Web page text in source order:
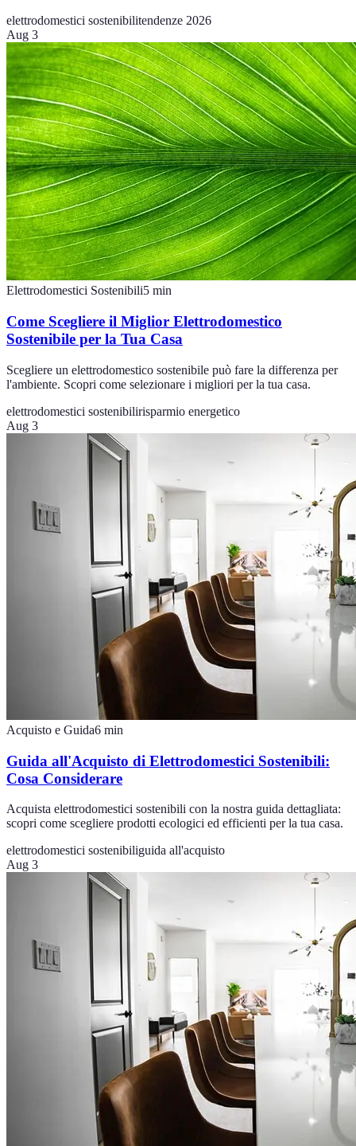
elettrodomestici sostenibilitendenze 2026
Aug 3
Elettrodomestici Sostenibili5 min
Come Scegliere il Miglior Elettrodomestico
Sostenibile per la Tua Casa
Scegliere un elettrodomestico sostenibile può fare la differenza per
l'ambiente. Scopri come selezionare i migliori per la tua casa.
elettrodomestici sostenibilirisparmio energetico
Aug 3
Acquisto e Guida6 min
Guida all'Acquisto di Elettrodomestici Sostenibili:
Cosa Considerare
Acquista elettrodomestici sostenibili con la nostra guida dettagliata:
scopri come scegliere prodotti ecologici ed efficienti per la tua casa.
elettrodomestici sostenibiliguida all'acquisto
Aug 3